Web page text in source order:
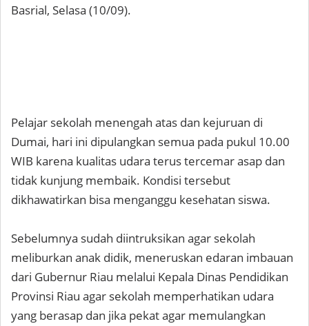
Basrial, Selasa (10/09).
Pelajar sekolah menengah atas dan kejuruan di
Dumai, hari ini dipulangkan semua pada pukul 10.00
WIB karena kualitas udara terus tercemar asap dan
tidak kunjung membaik. Kondisi tersebut
dikhawatirkan bisa menganggu kesehatan siswa.
Sebelumnya sudah diintruksikan agar sekolah
meliburkan anak didik, meneruskan edaran imbauan
dari Gubernur Riau melalui Kepala Dinas Pendidikan
Provinsi Riau agar sekolah memperhatikan udara
yang berasap dan jika pekat agar memulangkan